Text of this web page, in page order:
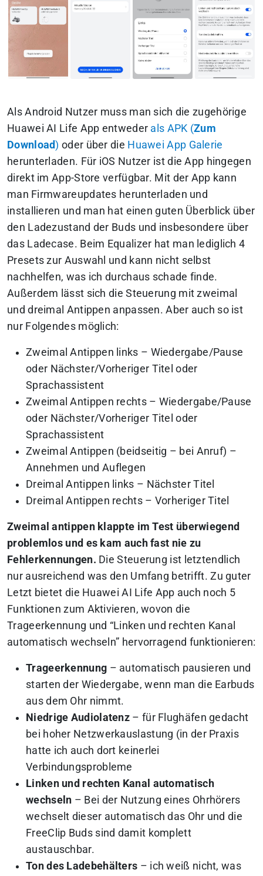
Als Android Nutzer muss man sich die zugehörige
Huawei AI Life App entweder als APK (Zum
Download) oder über die Huawei App Galerie
herunterladen. Für iOS Nutzer ist die App hingegen
direkt im App-Store verfügbar. Mit der App kann
man Firmwareupdates herunterladen und
installieren und man hat einen guten Überblick über
den Ladezustand der Buds und insbesondere über
das Ladecase. Beim Equalizer hat man lediglich 4
Presets zur Auswahl und kann nicht selbst
nachhelfen, was ich durchaus schade finde.
Außerdem lässt sich die Steuerung mit zweimal
und dreimal Antippen anpassen. Aber auch so ist
nur Folgendes möglich:
Zweimal Antippen links – Wiedergabe/Pause
oder Nächster/Vorheriger Titel oder
Sprachassistent
Zweimal Antippen rechts – Wiedergabe/Pause
oder Nächster/Vorheriger Titel oder
Sprachassistent
Zweimal Antippen (beidseitig – bei Anruf) –
Annehmen und Auflegen
Dreimal Antippen links – Nächster Titel
Dreimal Antippen rechts – Vorheriger Titel
Zweimal antippen klappte im Test überwiegend
problemlos und es kam auch fast nie zu
Fehlerkennungen. Die Steuerung ist letztendlich
nur ausreichend was den Umfang betrifft. Zu guter
Letzt bietet die Huawei AI Life App auch noch 5
Funktionen zum Aktivieren, wovon die
Trageerkennung und “Linken und rechten Kanal
automatisch wechseln” hervorragend funktionieren:
Trageerkennung – automatisch pausieren und
starten der Wiedergabe, wenn man die Earbuds
aus dem Ohr nimmt.
Niedrige Audiolatenz – für Flughäfen gedacht
bei hoher Netzwerkauslastung (in der Praxis
hatte ich auch dort keinerlei
Verbindungsprobleme
Linken und rechten Kanal automatisch
wechseln – Bei der Nutzung eines Ohrhörers
wechselt dieser automatisch das Ohr und die
FreeClip Buds sind damit komplett
austauschbar.
Ton des Ladebehälters – ich weiß nicht, was